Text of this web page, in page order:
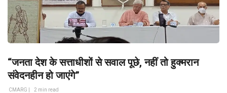
“जनता देश के सत्ताधीशों से सवाल पूछे, नहीं तो हुक्मरान
संवेदनहीन हो जाएंगे”
CMARG | 2 min read